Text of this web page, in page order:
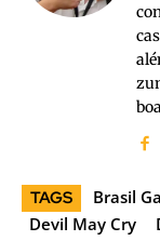
TAGS Brasil
Devil May Cry